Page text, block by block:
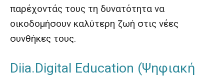
παρέχοντάς τους τη δυνατότητα να
οικοδομήσουν καλύτερη ζωή στις νέες
συνθήκες τους.
Diia.Digital Education (Ψηφιακή